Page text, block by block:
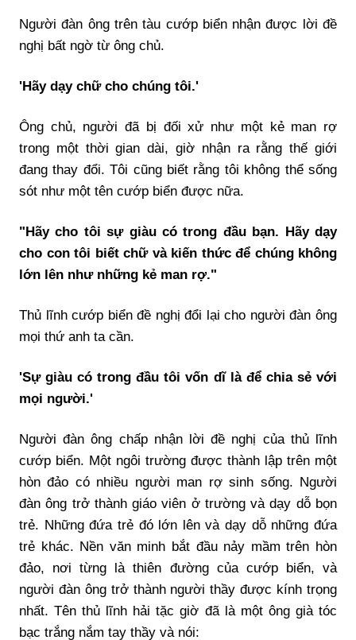
Người đàn ông trên tàu cướp biển nhận được lời đề
nghị bất ngờ từ ông chủ.
'Hãy dạy chữ cho chúng tôi.'
Ông chủ, người đã bị đối xử như một kẻ man rợ
trong một thời gian dài, giờ nhận ra rằng thế giới
đang thay đổi. Tôi cũng biết rằng tôi không thể sống
sót như một tên cướp biển được nữa.
"Hãy cho tôi sự giàu có trong đầu bạn. Hãy dạy
cho con tôi biết chữ và kiến thức để chúng không
lớn lên như những kẻ man rợ."
Thủ lĩnh cướp biển đề nghị đổi lại cho người đàn ông
mọi thứ anh ta cần.
'Sự giàu có trong đầu tôi vốn dĩ là để chia sẻ với
mọi người.'
Người đàn ông chấp nhận lời đề nghị của thủ lĩnh
cướp biển. Một ngôi trường được thành lập trên một
hòn đảo có nhiều người man rợ sinh sống. Người
đàn ông trở thành giáo viên ở trường và dạy dỗ bọn
trẻ. Những đứa trẻ đó lớn lên và dạy dỗ những đứa
trẻ khác. Nền văn minh bắt đầu nảy mầm trên hòn
đảo, nơi từng là thiên đường của cướp biển, và
người đàn ông trở thành người thầy được kính trọng
nhất. Tên thủ lĩnh hải tặc giờ đã là một ông già tóc
bạc trắng nắm tay thầy và nói: